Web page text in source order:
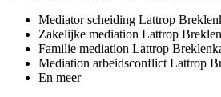
Mediator scheiding Lattrop
Zakelijke mediation Lattrop
Familie mediation Lattrop
Mediation arbeidsconflict Lattrop
En meer